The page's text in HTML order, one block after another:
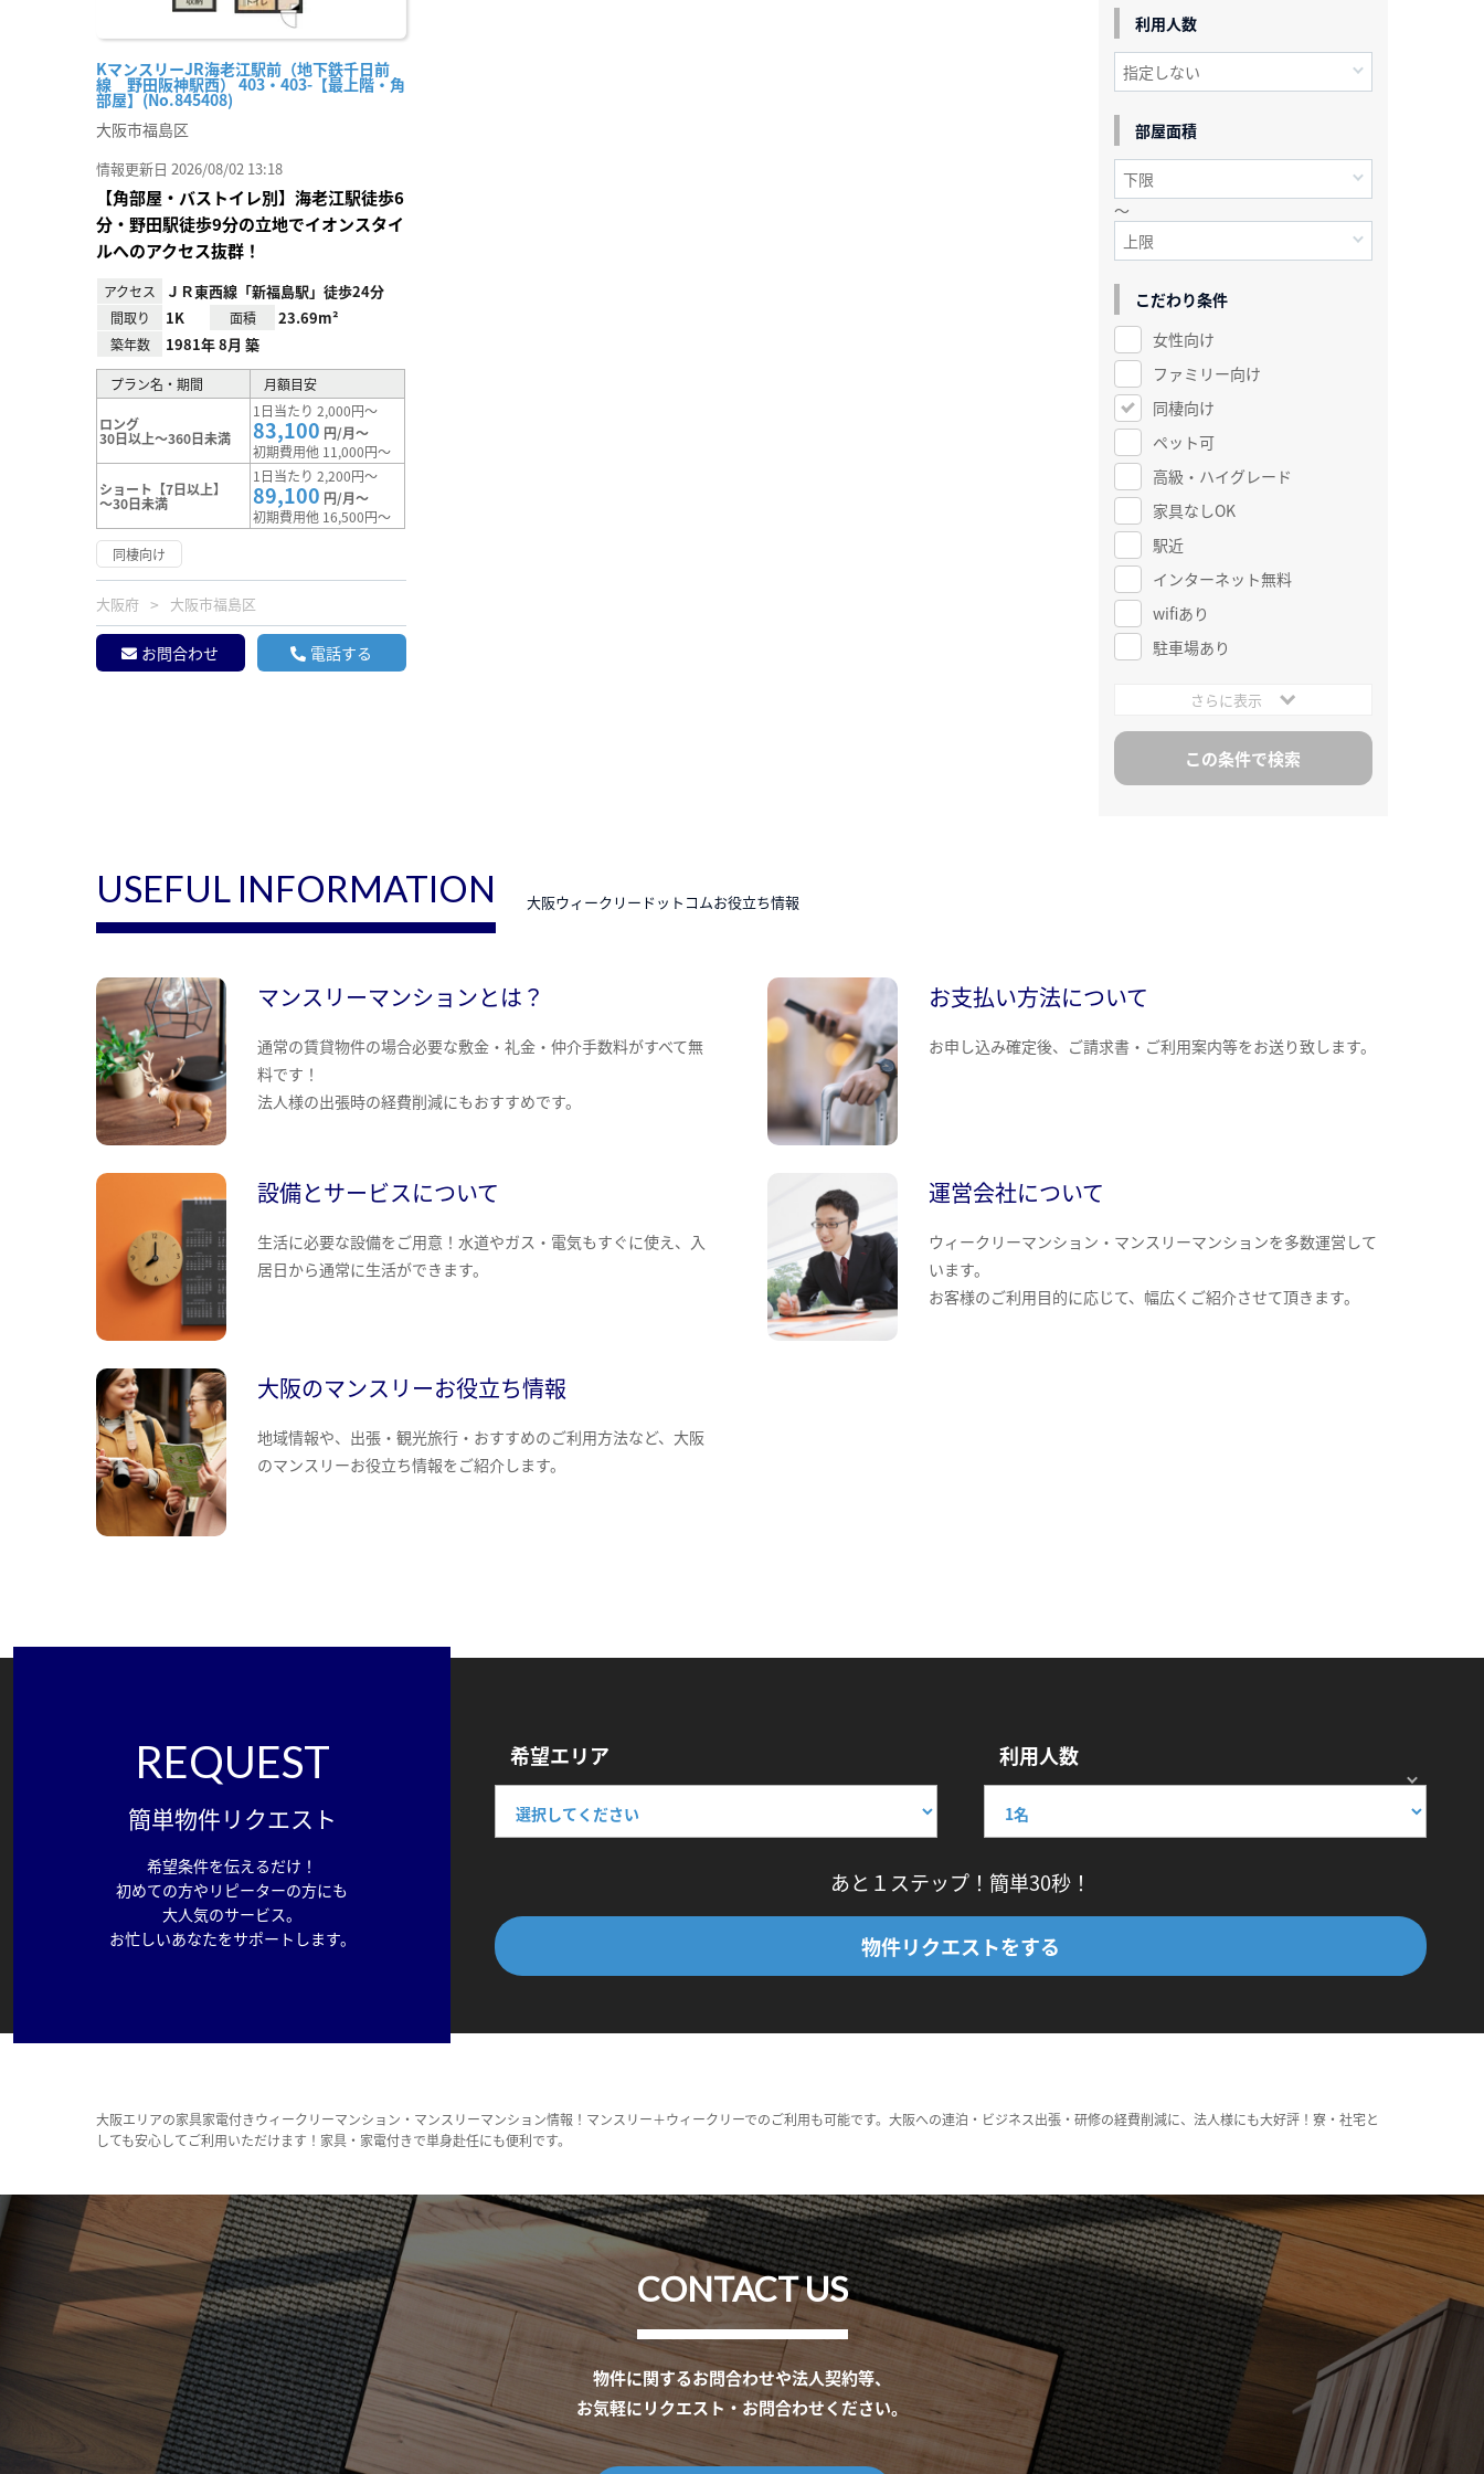
KマンスリーJR海老江駅前（地下鉄千日前
線 野田阪神駅西） 403・403-【最上階・角
部屋】(No.845408)
大阪市福島区
情報更新日 2026/08/02 13:18
【角部屋・バストイレ別】海老江駅徒歩6
分・野田駅徒歩9分の立地でイオンスタイ
ルへのアクセス抜群！
アクセス ＪＲ東西線「新福島駅」徒歩24分
間取り 1K 面積 23.69m²
築年数 1981年 8月 築
プラン名・期間 月額目安
ロング
30日以上～360日未満
1日当たり 2,000円～
83,100 円/月～
初期費用他 11,000円～
ショート【7日以上】
～30日未満
1日当たり 2,200円～
89,100 円/月～
初期費用他 16,500円～
同棲向け
大阪府 大阪市福島区
お問合わせ 電話する
利用人数
部屋面積
～
こだわり条件
女性向け
ファミリー向け
同棲向け
ペット可
高級・ハイグレード
家具なしOK
駅近
インターネット無料
wifiあり
駐車場あり
さらに表示
USEFUL INFORMATION 大阪ウィークリードットコムお役立ち情報
マンスリーマンションとは？
通常の賃貸物件の場合必要な敷金・礼金・仲介手数料がすべて無
料です！
法人様の出張時の経費削減にもおすすめです。
お支払い方法について
お申し込み確定後、ご請求書・ご利用案内等をお送り致します。
設備とサービスについて
生活に必要な設備をご用意！水道やガス・電気もすぐに使え、入
居日から通常に生活ができます。
運営会社について
ウィークリーマンション・マンスリーマンションを多数運営して
います。
お客様のご利用目的に応じて、幅広くご紹介させて頂きます。
大阪のマンスリーお役立ち情報
地域情報や、出張・観光旅行・おすすめのご利用方法など、大阪
のマンスリーお役立ち情報をご紹介します。
REQUEST
簡単物件リクエスト
希望条件を伝えるだけ！
初めての方やリピーターの方にも
大人気のサービス。
お忙しいあなたをサポートします。
希望エリア 利用人数
あと１ステップ！簡単30秒！
物件リクエストをする
大阪エリアの家具家電付きウィークリーマンション・マンスリーマンション情報！マンスリー＋ウィークリーでのご利用も可能です。大阪への連泊・ビジネス出張・研修の経費削減に、法人様にも大好評！寮・社宅と
しても安心してご利用いただけます！家具・家電付きで単身赴任にも便利です。
CONTACT US
物件に関するお問合わせや法人契約等、
お気軽にリクエスト・お問合わせください。